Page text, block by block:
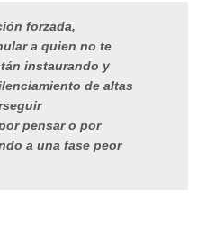
forzada,
a quien no te
instaurando y
de altas
pensar o por
a una fase peor